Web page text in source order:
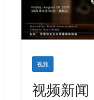
视频
视频新闻